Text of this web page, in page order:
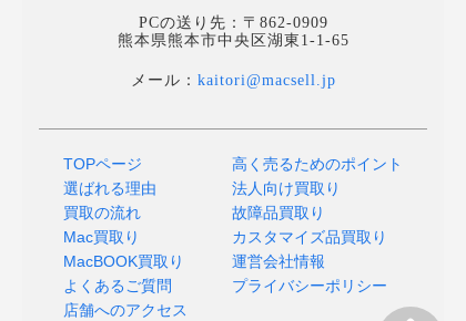
PCの送り先：〒862-0909
熊本県熊本市中央区湖東1-1-65
メール： kaitori@macsell.jp
TOPページ
選ばれる理由
買取の流れ
Mac買取り
MacBOOK買取り
よくあるご質問
店舗へのアクセス
高く売るためのポイント
法人向け買取り
故障品買取り
カスタマイズ品買取り
運営会社情報
プライバシーポリシー